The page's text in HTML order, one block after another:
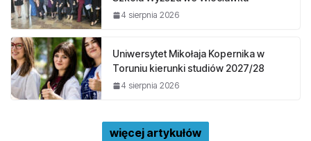
4 sierpnia 2026
Uniwersytet Mikołaja Kopernika w
Toruniu kierunki studiów 2027/28
4 sierpnia 2026
więcej artykułów